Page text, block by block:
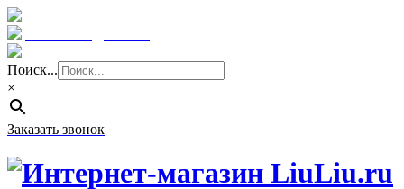
Поиск...
×
Заказать звонок